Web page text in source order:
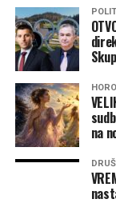
dok su drugi
lisice nastavile
na